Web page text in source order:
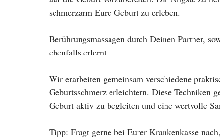
schmerzarm Eure Geburt zu erleben.
Berührungsmassagen durch Deinen Partner,
ebenfalls erlernt.
Wir erarbeiten gemeinsam verschiedene
Geburtsschmerz erleichtern. Diese Techniken
Geburt aktiv zu begleiten und eine wertvolle
Tipp: Fragt gerne bei Eurer Krankenkasse